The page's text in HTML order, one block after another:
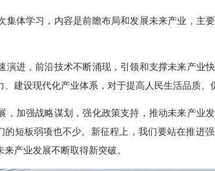
集体学习，内容是前瞻布局和发展未来产业，主
演进，前沿技术不断涌现，引领和支撑未来产业
建设现代化产业体系，对于提高人民生活品质、
，加强战略谋划，强化政策支持，推动未来产业
的短板弱项也不少。新征程上，我们要站在推
产业发展不断取得新突破。